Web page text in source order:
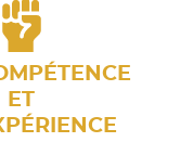
ET